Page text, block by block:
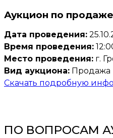
Аукцион по
Дата проведения:
Время проведения:
Место проведения: г.
Вид аукциона: Продажа
Скачать подробную
ПО ВОПРОСАМ